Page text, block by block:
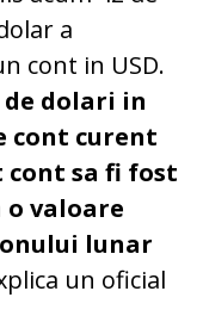
a
cont in USD.
de dolari in
cont curent
cont sa fi fost
o valoare
lunar
un oficial